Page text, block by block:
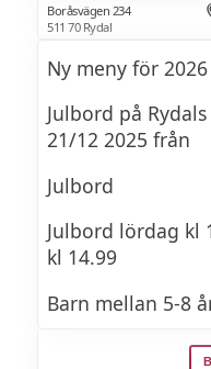
Boråsvägen 234
511 70 Rydal
Ny meny för
Julbord på
21/12 2025 från
Julbord
Julbord lördag kl
kl 14.99
Barn mellan 5-8
Barn mellan 9-12